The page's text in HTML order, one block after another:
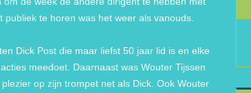
te horen was het weer als vanouds.
Dick Post die maar liefst 50 jaar lid is en elke
meedoet. Daarnaast was Wouter Tijssen
op zijn trompet net als Dick. Ook Wouter